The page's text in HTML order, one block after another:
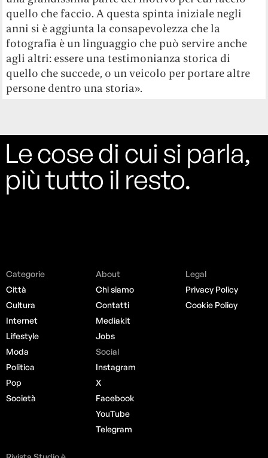
quello che faccio. A questa spinta iniziale negli
anni si è aggiunta la consapevolezza che la
fotografia è un linguaggio che può servire anche
agli altri: essere una testimonianza storica di
quello che succede, o un veicolo per portare altre
persone dentro una storia».
Le cose di cui si parla,
più tutto il resto.
Categorie
Città
Cultura
Internet
Lifestyle
Moda
Politica
Pop
Società
About
Chi siamo
Contatti
Mediakit
Jobs
Social
Instagram
X
Facebook
YouTube
Telegram
Legal
Privacy Policy
Cookie Policy